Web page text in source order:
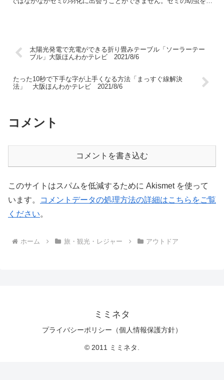
太陽光発電で充電ができる折り畳みテーブル「ソーラーテー
ブル」大阪ほんわかテレビ 2021/8/6
たった10秒で下手な字が上手くなる方法「まっすぐ線解決
法」 大阪ほんわかテレビ 2021/8/6
コメント
コメントを書き込む
このサイトはスパムを低減するために Akismet を使って
います。
コメントデータの処理方法の詳細はこちらをご覧
ください。
ホーム 旅・観光・レジャー アウトドア
ミミネタ
プライバシーポリシー（個人情報保護方針）
© 2011 ミミネタ.